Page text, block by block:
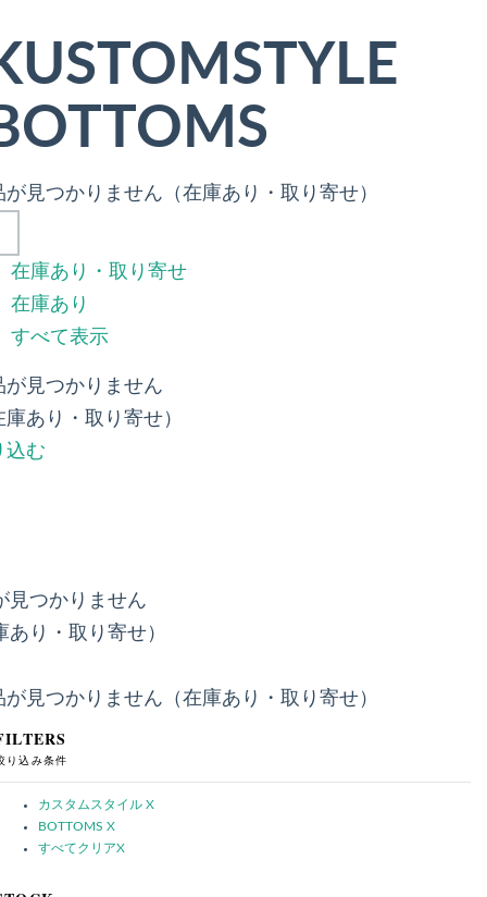
が見つかりません（在庫あり・取り寄せ）
在庫あり・取り寄せ
在庫あり
すべて表示
が見つかりません
庫あり・取り寄せ）
込む
見つかりません
あり・取り寄せ）
が見つかりません（在庫あり・取り寄せ）
り込み条件
カスタムスタイル X
BOTTOMS X
すべてクリアX